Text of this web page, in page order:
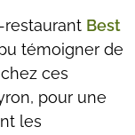
restaurant Best
témoigner de
ces
pour une
les